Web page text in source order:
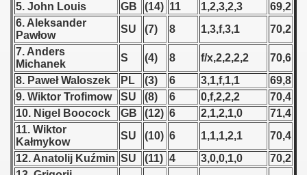
5. John Louis
GB (14) 11 1,2,3,2,3
69,2
6. Aleksander
Pawłow
SU (7) 8 1,3,f,3,1
70,2
7. Anders
Michanek
S (4) 8 f/x,2,2,2,2
70,6
8. Paweł Waloszek
PL (3) 6 3,1,f,1,1
69,8
9. Wiktor Trofimow
SU (8) 6 0,f,2,2,2
70,4
10. Nigel Boocock
GB (12) 6 2,1,2,1,0
71,4
11. Wiktor
Kałmykow
SU (10) 6 1,1,1,2,1
70,4
12. Anatolij Kuźmin SU (11) 4 3,0,0,1,0
70,2
Świata (World Speedway Championship)
1946